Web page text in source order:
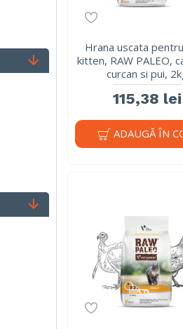
Hrana uscata
kitten, RAW PALEO,
curcan si pui,
115,38 lei
ADAUGĂ ÎN